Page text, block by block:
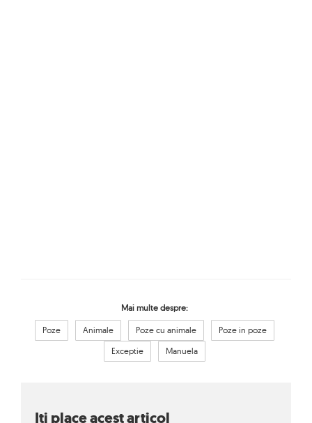
Mai multe despre:
Poze Animale Poze cu animale
Poze in poze
Exceptie
Manuela
Iti place acest articol